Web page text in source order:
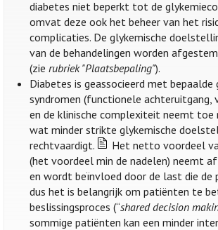
diabetes niet beperkt tot de
omvat deze ook het beheer van het
complicaties. De glykemische
van de behandelingen worden
(zierubriek "Plaatsbepaling").
Diabetes is geassocieerd met bepaalde
syndromen (functionele achteruitgang,
en de klinische complexiteit neemt
wat minder strikte glykemische
rechtvaardigt.
Het netto voordeel
(het voordeel min de nadelen) neemt
en wordt beïnvloed door de last die de
dus het is belangrijk om patiënten te
beslissingsproces (“shared decision
sommige patiënten kan een minder